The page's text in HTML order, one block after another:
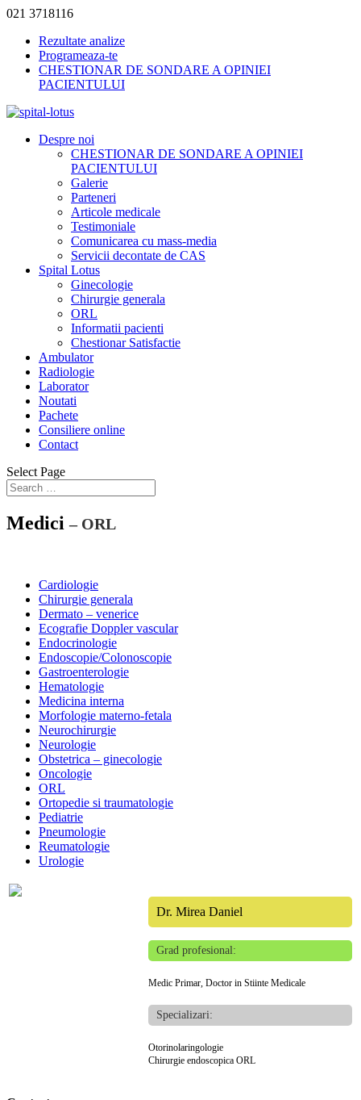
021 3718116
Rezultate analize
Programeaza-te
CHESTIONAR DE SONDARE A OPINIEI
PACIENTULUI
Despre noi
CHESTIONAR DE SONDARE A OPINIEI
PACIENTULUI
Galerie
Parteneri
Articole medicale
Testimoniale
Comunicarea cu mass-media
Servicii decontate de CAS
Spital Lotus
Ginecologie
Chirurgie generala
ORL
Informatii pacienti
Chestionar Satisfactie
Ambulator
Radiologie
Laborator
Noutati
Pachete
Consiliere online
Contact
Select Page
Medici– ORL
Cardiologie
Chirurgie generala
Dermato – venerice
Ecografie Doppler vascular
Endocrinologie
Endoscopie/Colonoscopie
Gastroenterologie
Hematologie
Medicina interna
Morfologie materno-fetala
Neurochirurgie
Neurologie
Obstetrica – ginecologie
Oncologie
ORL
Ortopedie si traumatologie
Pediatrie
Pneumologie
Reumatologie
Urologie
Dr. Mirea Daniel
Grad profesional:
Medic Primar, Doctor in Stiinte Medicale
Specializari:
Otorinolaringologie
Chirurgie endoscopica ORL